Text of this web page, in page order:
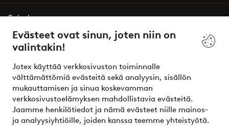
Evästeet ovat sinun, joten niin on
valintakin!
Jotex käyttää verkkosivuston toiminnalle
välttämättömiä evästeitä sekä analyysin, sisällön
mukauttamisen ja sinua koskevamman
verkkosivustoelämyksen mahdollistavia evästeitä.
Jaamme henkilötiedot ja nämä evästeet niille mainos-
ja analyysiyhtiöille, joiden kanssa teemme yhteistyötä.
Palvelumme
Ehdot
Ystävät
Turvalliset maksut – maksa nyt tai erissä